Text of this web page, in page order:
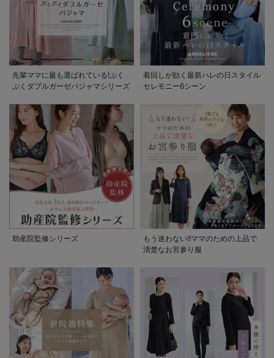
先輩ママに最も選ばれている!ぷく
ぷくダブルガーゼパジャマシリーズ
着回しが効く最新ハレの日スタイル
セレモニー6シーン
助産院監修シリーズ
もう迷わない!!ママのための上品で
清楚なお宮参り服